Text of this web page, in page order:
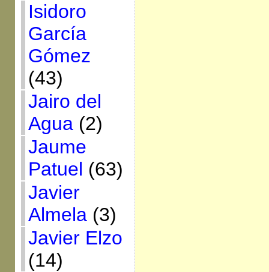
Isidoro
García
Gómez
(43)
Jairo del
Agua(2)
Jaume
Patuel (63)
Javier
Almela(3)
Javier Elzo
(14)